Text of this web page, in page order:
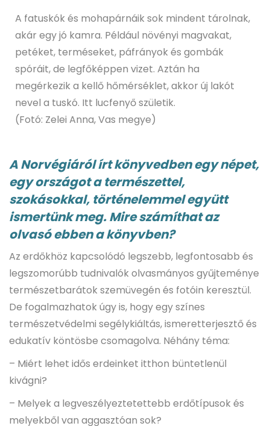
A fatuskók és mohapárnáik sok mindent tárolnak,
akár egy jó kamra. Például növényi magvakat,
petéket, terméseket, páfrányok és gombák
spóráit, de legfőképpen vizet. Aztán ha
megérkezik a kellő hőmérséklet, akkor új lakót
nevel a tuskó. Itt lucfenyő születik.
(Fotó: Zelei Anna, Vas megye)
A Norvégiáról írt könyvedben egy népet,
egy országot a természettel,
szokásokkal, történelemmel együtt
ismertünk meg. Mire számíthat az
olvasó ebben a könyvben?
Az erdőkhöz kapcsolódó legszebb, legfontosabb és
legszomorúbb tudnivalók olvasmányos gyűjteménye
természetbarátok szemüvegén és fotóin keresztül.
De fogalmazhatok úgy is, hogy egy színes
természetvédelmi segélykiáltás, ismeretterjesztő és
edukatív köntösbe csomagolva. Néhány téma:
– Miért lehet idős erdeinket itthon büntetlenül
kivágni?
– Melyek a legveszélyeztetettebb erdőtípusok és
melyekből van aggasztóan sok?